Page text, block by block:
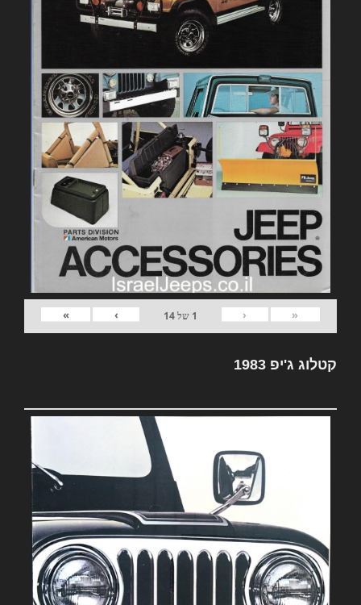
«
‹
1 של14
›
»
קטלוג ג'יפ 1983